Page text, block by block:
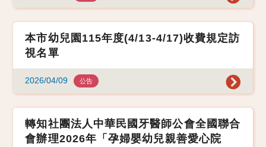
本市幼兒園115年度(4/13-4/17)收費規定訪
視名單
2026/04/09 公告
轉知社團法人中華民國牙醫師公會全國聯合
會辦理2026年「孕婦嬰幼兒親善愛心院